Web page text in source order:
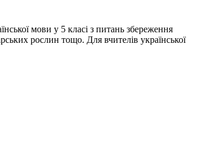
мови у 5 класі з питань збереження
рослин тощо. Для вчителів української